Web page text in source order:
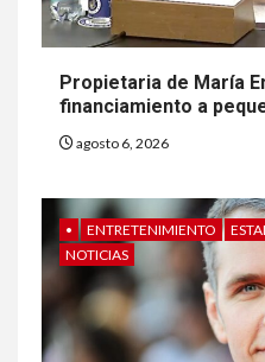
Propietaria de María
financiamiento a
agosto 6, 2026
• ENTRETENIMIENTO
NOTICIAS